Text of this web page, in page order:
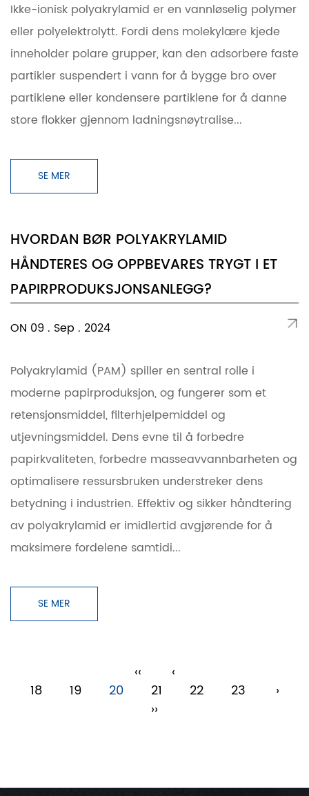
Ikke-ionisk polyakrylamid er en vannløselig polymer
eller polyelektrolytt. Fordi dens molekylære kjede
inneholder polare grupper, kan den adsorbere faste
partikler suspendert i vann for å bygge bro over
partiklene eller kondensere partiklene for å danne
store flokker gjennom ladningsnøytralise...
SE MER
HVORDAN BØR POLYAKRYLAMID
HÅNDTERES OG OPPBEVARES TRYGT I ET
PAPIRPRODUKSJONSANLEGG?
ON 09 . Sep . 2024
Polyakrylamid (PAM) spiller en sentral rolle i
moderne papirproduksjon, og fungerer som et
retensjonsmiddel, filterhjelpemiddel og
utjevningsmiddel. Dens evne til å forbedre
papirkvaliteten, forbedre masseavvannbarheten og
optimalisere ressursbruken understreker dens
betydning i industrien. Effektiv og sikker håndtering
av polyakrylamid er imidlertid avgjørende for å
maksimere fordelene samtidi...
SE MER
‹‹
‹
18
19 20 21 22 23
›
››